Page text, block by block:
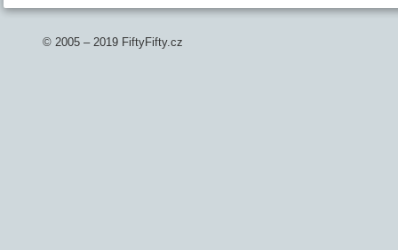
© 2005 – 2019 FiftyFifty.cz